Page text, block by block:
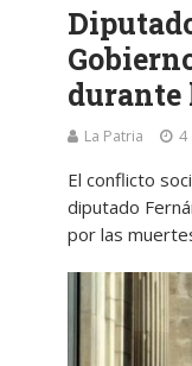
durante
La Patria 4
El conflicto
diputado
por las